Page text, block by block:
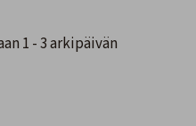
1 - 3 arkipäivän